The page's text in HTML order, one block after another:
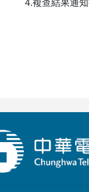
4.複查結果通